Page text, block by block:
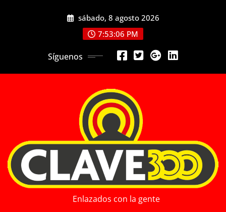
sábado, 8 agosto 2026
7:53:08 PM
Síguenos
Enlazados con la gente